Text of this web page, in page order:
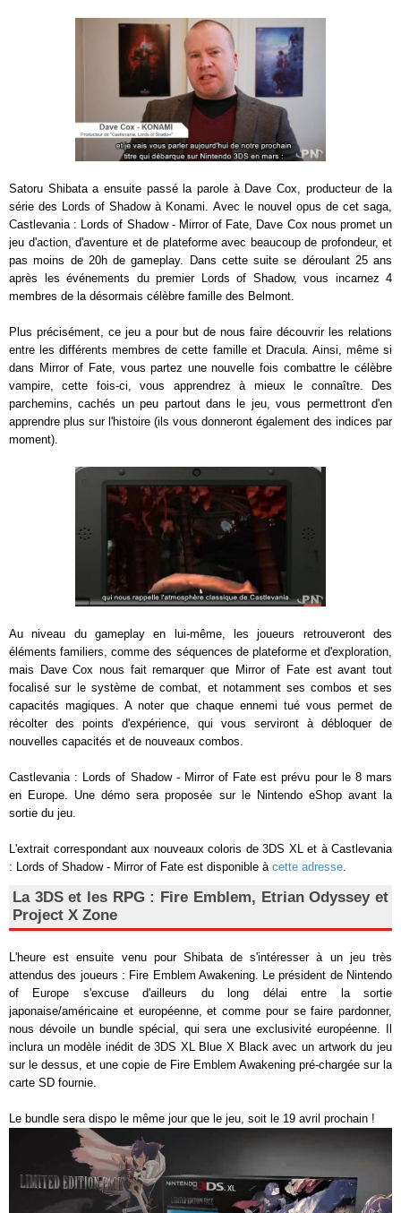
Satoru Shibata a ensuite passé la parole à Dave Cox, producteur de la
série des Lords of Shadow à Konami. Avec le nouvel opus de cet saga,
Castlevania : Lords of Shadow - Mirror of Fate, Dave Cox nous promet un
jeu d'action, d'aventure et de plateforme avec beaucoup de profondeur, et
pas moins de 20h de gameplay. Dans cette suite se déroulant 25 ans
après les événements du premier Lords of Shadow, vous incarnez 4
membres de la désormais célèbre famille des Belmont.
Plus précisément, ce jeu a pour but de nous faire découvrir les relations
entre les différents membres de cette famille et Dracula. Ainsi, même si
dans Mirror of Fate, vous partez une nouvelle fois combattre le célèbre
vampire, cette fois-ci, vous apprendrez à mieux le connaître. Des
parchemins, cachés un peu partout dans le jeu, vous permettront d'en
apprendre plus sur l'histoire (ils vous donneront également des indices par
moment).
Au niveau du gameplay en lui-même, les joueurs retrouveront des
éléments familiers, comme des séquences de plateforme et d'exploration,
mais Dave Cox nous fait remarquer que Mirror of Fate est avant tout
focalisé sur le système de combat, et notamment ses combos et ses
capacités magiques. A noter que chaque ennemi tué vous permet de
récolter des points d'expérience, qui vous serviront à débloquer de
nouvelles capacités et de nouveaux combos.
Castlevania : Lords of Shadow - Mirror of Fate est prévu pour le 8 mars
en Europe. Une démo sera proposée sur le Nintendo eShop avant la
sortie du jeu.
L'extrait correspondant aux nouveaux coloris de 3DS XL et à Castlevania
: Lords of Shadow - Mirror of Fate est disponible à cette adresse.
La 3DS et les RPG : Fire Emblem, Etrian Odyssey et
Project X Zone
L'heure est ensuite venu pour Shibata de s'intéresser à un jeu très
attendus des joueurs : Fire Emblem Awakening. Le président de Nintendo
of Europe s'excuse d'ailleurs du long délai entre la sortie
japonaise/américaine et européenne, et comme pour se faire pardonner,
nous dévoile un bundle spécial, qui sera une exclusivité européenne. Il
inclura un modèle inédit de 3DS XL Blue X Black avec un artwork du jeu
sur le dessus, et une copie de Fire Emblem Awakening pré-chargée sur la
carte SD fournie.
Le bundle sera dispo le même jour que le jeu, soit le 19 avril prochain !